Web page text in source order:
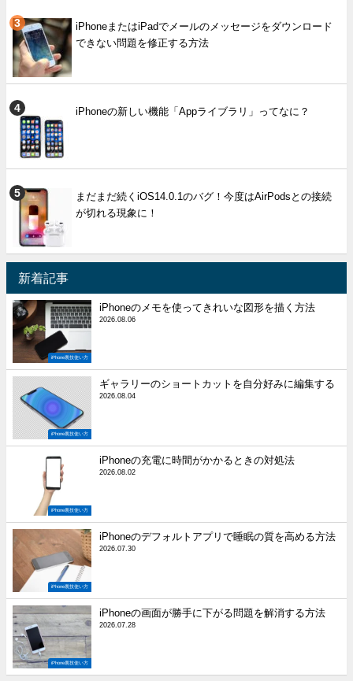
iPhoneまたはiPadでメールのメッセージをダウンロード
できない問題を修正する方法
iPhoneの新しい機能「Appライブラリ」ってなに？
まだまだ続くiOS14.0.1のバグ！今度はAirPodsとの接続
が切れる現象に！
新着記事
iPhone裏技使い方
iPhoneのメモを使ってきれいな図形を描く方法
2026.08.06
iPhone裏技使い方
ギャラリーのショートカットを自分好みに編集する
2026.08.04
iPhone裏技使い方
iPhoneの充電に時間がかかるときの対処法
2026.08.02
iPhone裏技使い方
iPhoneのデフォルトアプリで睡眠の質を高める方法
2026.07.30
iPhone裏技使い方
iPhoneの画面が勝手に下がる問題を解消する方法
2026.07.28